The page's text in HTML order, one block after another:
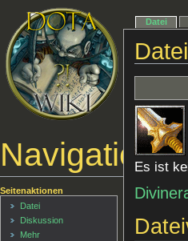
Es ist
Datei
Seitenaktionen
Datei
Diskussion
Mehr